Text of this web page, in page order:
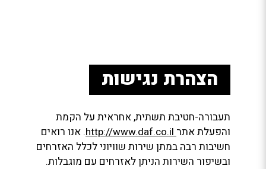
הצהרת נגישות
תעבורה-חטיבת תשתית, אחראית על הקמת
והפעלת אתר
. אנו רואים
חשיבות רבה במתן שירות שוויוני לכלל האזרחים
ובשיפור השירות הניתן לאזרחים עם מוגבלות.